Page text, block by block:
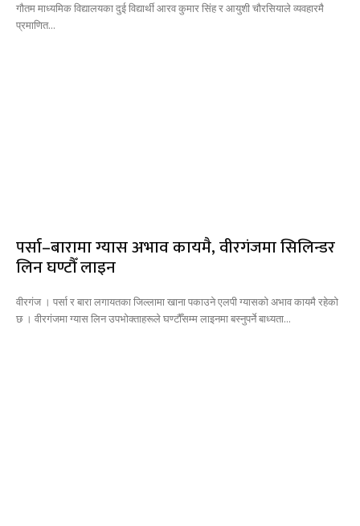
गौतम माध्यमिक विद्यालयका दुई विद्यार्थी आरव कुमार सिंह र आयुशी चौरसियाले व्यवहारमै
प्रमाणित...
पर्सा–बारामा ग्यास अभाव कायमै, वीरगंजमा सिलिन्डर
लिन घण्टौँ लाइन
वीरगंज । पर्सा र बारा लगायतका जिल्लामा खाना पकाउने एलपी ग्यासको अभाव कायमै रहेको
छ । वीरगंजमा ग्यास लिन उपभोक्ताहरूले घण्टौँसम्म लाइनमा बस्नुपर्ने बाध्यता...